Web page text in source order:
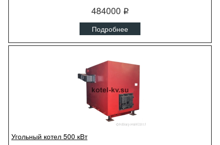
484000 q
Подробнее
Угольный котел 500 кВт